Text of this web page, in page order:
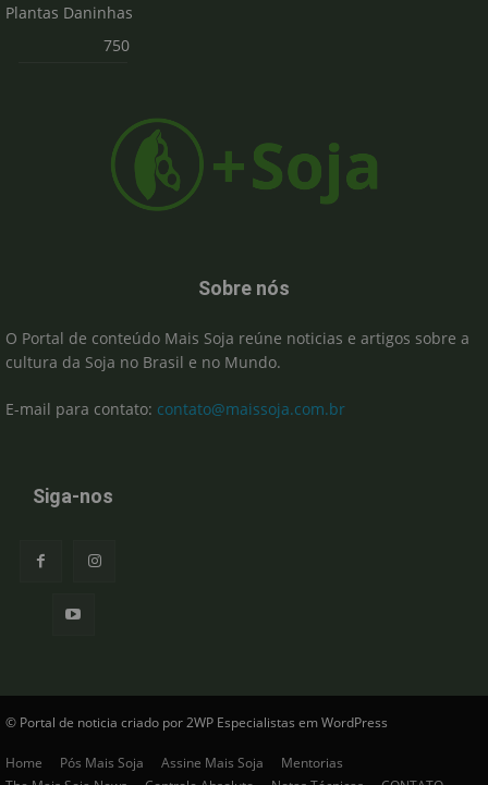
Plantas Daninhas
750
Sobre nós
O Portal de conteúdo Mais Soja reúne noticias e artigos sobre a
cultura da Soja no Brasil e no Mundo.
E-mail para contato: contato@maissoja.com.br
Siga-nos
© Portal de noticia criado por 2WP Especialistas em WordPress
Home Pós Mais Soja Assine Mais Soja
Mentorias